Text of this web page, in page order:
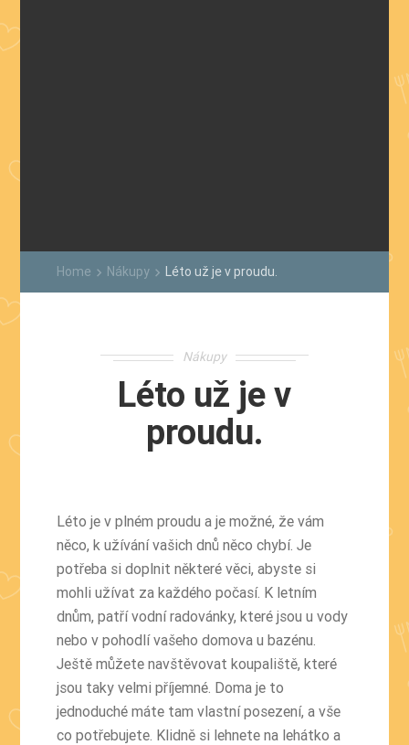
Home keyboard_arrow_right Nákupy keyboard_arrow_rightLéto už je v proudu.
Nákupy
Léto už je v
proudu.
Léto je v plném proudu a je možné, že vám
něco, k užívání vašich dnů něco chybí. Je
potřeba si doplnit některé věci, abyste si
mohli užívat za každého počasí. K letním
dnům, patří vodní radovánky, které jsou u vody
nebo v pohodlí vašeho domova u bazénu.
Ještě můžete navštěvovat koupaliště, které
jsou taky velmi příjemné. Doma je to
jednoduché máte tam vlastní posezení, a vše
co potřebujete. Klidně si lehnete na lehátko a